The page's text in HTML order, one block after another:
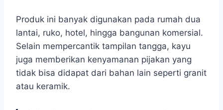
Produk ini banyak digunakan pada rumah dua
lantai, ruko, hotel, hingga bangunan komersial.
Selain mempercantik tampilan tangga, kayu
juga memberikan kenyamanan pijakan yang
tidak bisa didapat dari bahan lain seperti granit
atau keramik.